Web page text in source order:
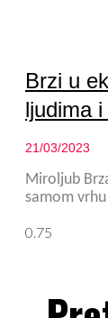
Brzi u
ljudima
21/03/2023
Miroljub
samom